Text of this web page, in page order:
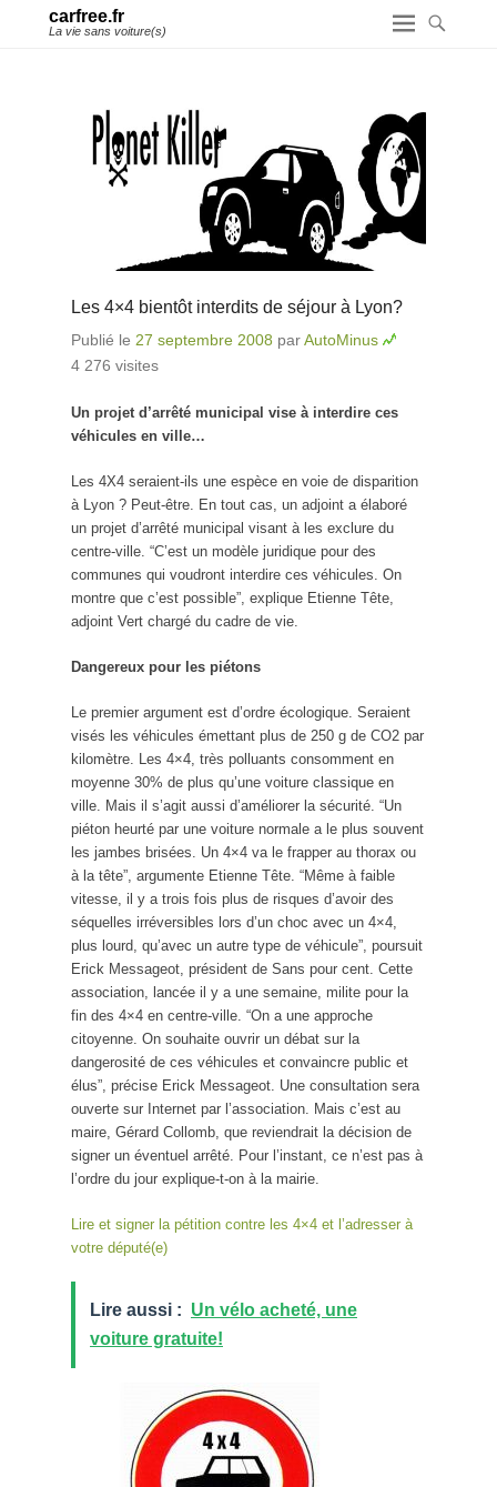
carfree.fr
La vie sans voiture(s)
Les 4×4 bientôt interdits de séjour à Lyon?
Publié le 27 septembre 2008 parAutoMinus
4 276 visites
Un projet d’arrêté municipal vise à interdire ces
véhicules en ville…
Les 4X4 seraient-ils une espèce en voie de disparition
à Lyon ? Peut-être. En tout cas, un adjoint a élaboré
un projet d’arrêté municipal visant à les exclure du
centre-ville. “C’est un modèle juridique pour des
communes qui voudront interdire ces véhicules. On
montre que c’est possible”, explique Etienne Tête,
adjoint Vert chargé du cadre de vie.
Dangereux pour les piétons
Le premier argument est d’ordre écologique. Seraient
visés les véhicules émettant plus de 250 g de CO2 par
kilomètre. Les 4×4, très polluants consomment en
moyenne 30% de plus qu’une voiture classique en
ville. Mais il s’agit aussi d’améliorer la sécurité. “Un
piéton heurté par une voiture normale a le plus souvent
les jambes brisées. Un 4×4 va le frapper au thorax ou
à la tête”, argumente Etienne Tête. “Même à faible
vitesse, il y a trois fois plus de risques d’avoir des
séquelles irréversibles lors d’un choc avec un 4×4,
plus lourd, qu’avec un autre type de véhicule”, poursuit
Erick Messageot, président de Sans pour cent. Cette
association, lancée il y a une semaine, milite pour la
fin des 4×4 en centre-ville. “On a une approche
citoyenne. On souhaite ouvrir un débat sur la
dangerosité de ces véhicules et convaincre public et
élus”, précise Erick Messageot. Une consultation sera
ouverte sur Internet par l’association. Mais c’est au
maire, Gérard Collomb, que reviendrait la décision de
signer un éventuel arrêté. Pour l’instant, ce n’est pas à
l’ordre du jour explique-t-on à la mairie.
Lire et signer la pétition contre les 4×4 et l’adresser à
votre député(e)
Lire aussi : Un vélo acheté, une
voiture gratuite!